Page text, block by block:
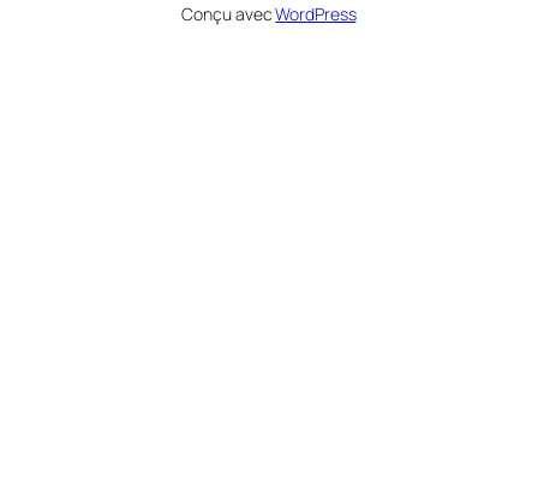
Conçu avecWordPress